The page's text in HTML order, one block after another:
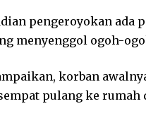
pengeroyokan ada
menyenggol ogoh-
korban
pulang ke rumah